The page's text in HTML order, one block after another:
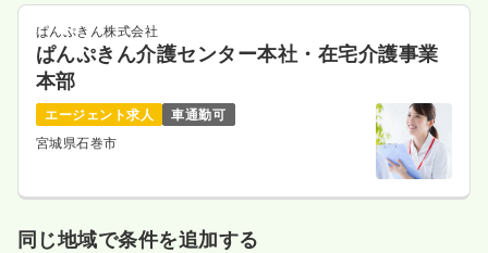
ぱんぷきん株式会社
ぱんぷきん介護センター本社・在宅介護事業
本部
エージェント求人
車通勤可
宮城県石巻市
同じ地域で条件を追加する